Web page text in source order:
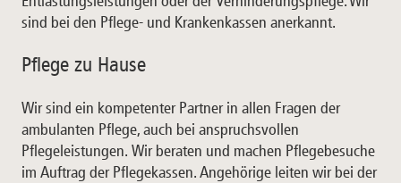
sind bei den Pflege- und Krankenkassen anerkannt.
Pflege zu Hause
Wir sind ein kompetenter Partner in allen Fragen der
ambulanten Pflege, auch bei anspruchsvollen
Pflegeleistungen. Wir beraten und machen Pflegebesuche
im Auftrag der Pflegekassen. Angehörige leiten wir bei der